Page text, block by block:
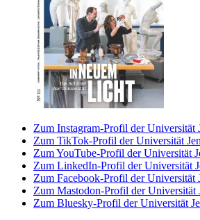
Zum Instagram-Profil der Universität
Zum TikTok-Profil der Universität
Zum YouTube-Profil der Universität
Zum LinkedIn-Profil der Universität
Zum Facebook-Profil der Universität
Zum Mastodon-Profil der Universität
Zum Bluesky-Profil der Universität